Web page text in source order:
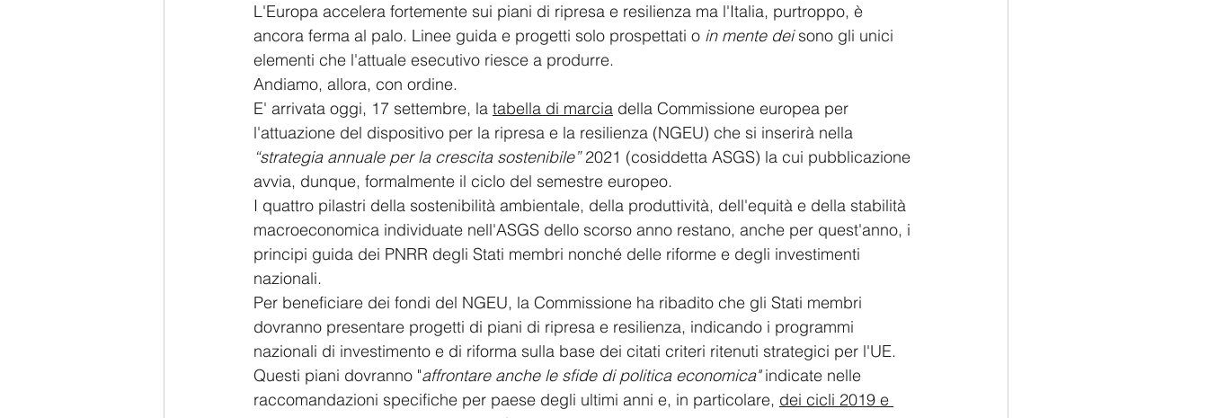
Australia Germania Europa Covid-19 Taiwan Asia centrale Perù Alaska
Polo Nord
L'Europa accelera fortemente sui piani di ripresa e resilienza ma l'Italia, purtroppo, è
ancora ferma al palo. Linee guida e progetti solo prospettati o in mente dei sono gli unici
elementi che l'attuale esecutivo riesce a produrre.
Andiamo, allora, con ordine.
E' arrivata oggi, 17 settembre, la tabella di marcia della Commissione europea per
l'attuazione del dispositivo per la ripresa e la resilienza (NGEU) che si inserirà nella
“strategia annuale per la crescita sostenibile” 2021 (cosiddetta ASGS) la cui pubblicazione
avvia, dunque, formalmente il ciclo del semestre europeo.
I quattro pilastri della sostenibilità ambientale, della produttività, dell'equità e della stabilità
macroeconomica individuate nell'ASGS dello scorso anno restano, anche per quest'anno, i
principi guida dei PNRR degli Stati membri nonché delle riforme e degli investimenti
nazionali.
Per beneficiare dei fondi del NGEU, la Commissione ha ribadito che gli Stati membri
dovranno presentare progetti di piani di ripresa e resilienza, indicando i programmi
nazionali di investimento e di riforma sulla base dei citati criteri ritenuti strategici per l'UE.
Questi piani dovranno "affrontare anche le sfide di politica economica" indicate nelle
raccomandazioni specifiche per paese degli ultimi anni e, in particolare, dei cicli 2019 e